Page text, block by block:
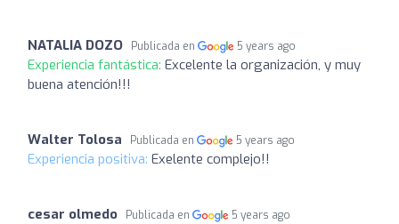
NATALIA DOZO Publicada en 5 years ago
Experiencia fantástica: Excelente la organización, y muy
buena atención!!!
Walter Tolosa Publicada en 5 years ago
Experiencia positiva: Exelente complejo!!
cesar olmedo Publicada en 5 years ago